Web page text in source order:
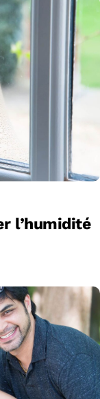
l’humidité